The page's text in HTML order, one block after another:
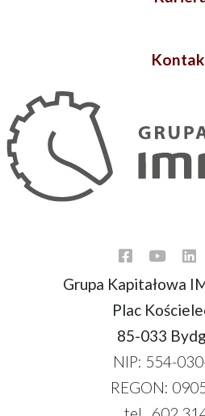
Grupa Kapitałowa
Plac
85-033
NIP: 554-
REGON: